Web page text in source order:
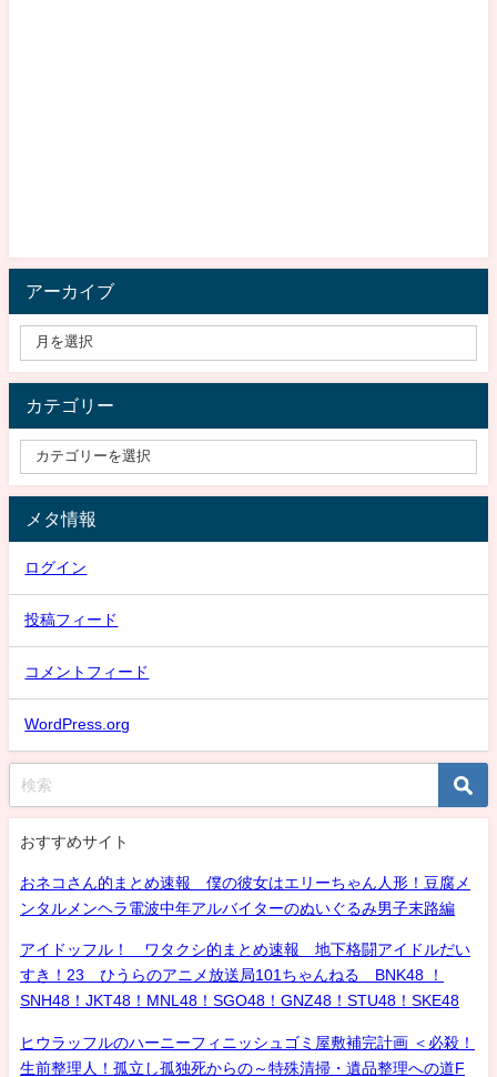
アーカイブ
カテゴリー
メタ情報
ログイン
投稿フィード
コメントフィード
WordPress.org
おすすめサイト
おネコさん的まとめ速報 僕の彼女はエリーちゃん人形！豆腐メ
ンタルメンヘラ電波中年アルバイターのぬいぐるみ男子末路編
アイドッフル！ ワタクシ的まとめ速報 地下格闘アイドルだい
すき！23 ひうらのアニメ放送局101ちゃんねる BNK48 ！
SNH48！JKT48！MNL48！SGO48！GNZ48！STU48！SKE48
ヒウラッフルのハーニーフィニッシュゴミ屋敷補完計画 ＜必殺！
生前整理人！孤立し孤独死からの～特殊清掃・遺品整理への道F